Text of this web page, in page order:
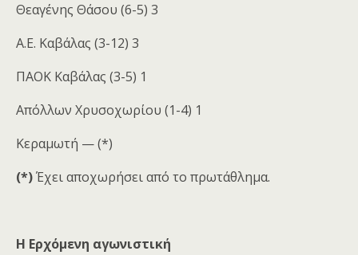
Θεαγένης Θάσου (6-5) 3
Α.Ε. Καβάλας (3-12) 3
ΠΑΟΚ Καβάλας (3-5) 1
Απόλλων Χρυσοχωρίου (1-4) 1
Κεραμωτή — (*)
(*)Έχει αποχωρήσει από το πρωτάθλημα.
H Ερχόμενη αγωνιστική